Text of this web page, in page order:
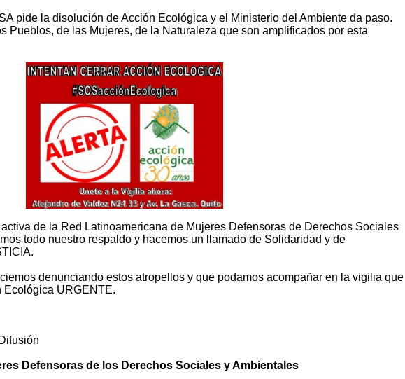
pide la disolución de Acción Ecológica y el Ministerio del Ambiente da paso.
Pueblos, de las Mujeres, de la Naturaleza que son amplificados por esta
de la Red Latinoamericana de Mujeres Defensoras de Derechos Sociales
todo nuestro respaldo y hacemos un llamado de Solidaridad y de
denunciando estos atropellos y que podamos acompañar en la vigilia que
Ecológica URGENTE.
Defensoras de los Derechos Sociales y Ambientales